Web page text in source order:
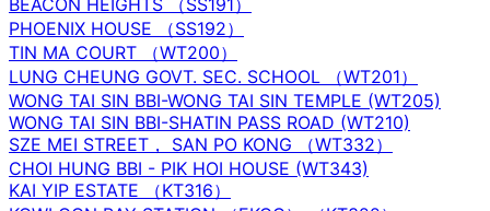
PHOENIX HOUSE （SS192）
TIN MA COURT （WT200）
LUNG CHEUNG GOVT. SEC. SCHOOL （WT201）
WONG TAI SIN BBI-WONG TAI SIN TEMPLE (WT205)
WONG TAI SIN BBI-SHATIN PASS ROAD (WT210)
SZE MEI STREET， SAN PO KONG （WT332）
CHOI HUNG BBI - PIK HOI HOUSE (WT343)
KAI YIP ESTATE （KT316）